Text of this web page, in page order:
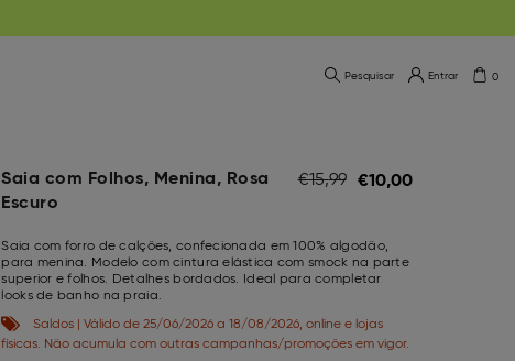
Pesquisar Entrar 0
Saia com Folhos, Menina, Rosa
Escuro
€15,99 €10,00
Saia com forro de calções, confecionada em 100% algodão,
para menina. Modelo com cintura elástica com smock na parte
superior e folhos. Detalhes bordados. Ideal para completar
looks de banho na praia.
Saldos | Válido de 25/06/2026 a 18/08/2026, online e lojas
físicas. Não acumula com outras campanhas/promoções em vigor.